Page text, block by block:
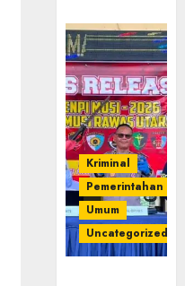
Kriminal
Pemerintahan
Umum
Uncategorized